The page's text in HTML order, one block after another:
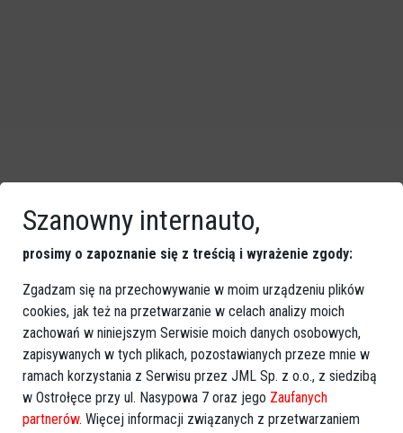
Szanowny internauto,
prosimy o zapoznanie się z treścią i wyrażenie zgody:
Zgadzam się na przechowywanie w moim urządzeniu plików
cookies, jak też na przetwarzanie w celach analizy moich
zachowań w niniejszym Serwisie moich danych osobowych,
zapisywanych w tych plikach, pozostawianych przeze mnie w
ramach korzystania z Serwisu przez JML Sp. z o.o., z siedzibą
w Ostrołęce przy ul. Nasypowa 7 oraz jego Zaufanych
partnerów. Więcej informacji związanych z przetwarzaniem